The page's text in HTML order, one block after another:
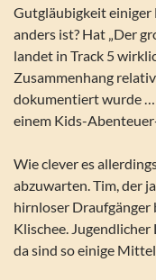
Gutgläubigkeit einiger
anders ist? Hat „Der
landet in Track 5
Zusammenhang
dokumentiert wurde
einem Kids-
Wie clever es
abzuwarten. Tim, der
hirnloser Draufgänger
Klischee.
da sind so einige